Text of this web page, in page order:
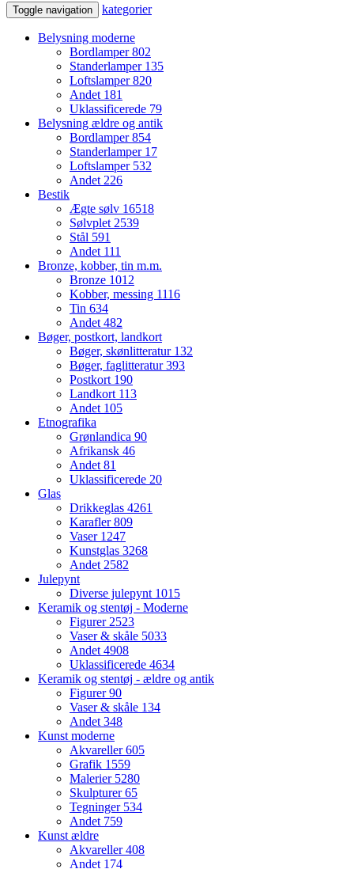
Toggle navigation kategorier
Belysning moderne
Bordlamper802
Standerlamper 135
Loftslamper820
Andet 181
Uklassificerede 79
Belysning ældre og antik
Bordlamper854
Standerlamper 17
Loftslamper 532
Andet 226
Bestik
Ægte sølv 16518
Sølvplet 2539
Stål 591
Andet 111
Bronze, kobber, tin m.m.
Bronze 1012
Kobber, messing 1116
Tin 634
Andet 482
Bøger, postkort, landkort
Bøger, skønlitteratur 132
Bøger, faglitteratur393
Postkort 190
Landkort 113
Andet 105
Etnografika
Grønlandica 90
Afrikansk 46
Andet 81
Uklassificerede 20
Glas
Drikkeglas 4261
Karafler809
Vaser 1247
Kunstglas 3268
Andet 2582
Julepynt
Diverse julepynt 1015
Keramik og stentøj - Moderne
Figurer 2523
Vaser & skåle 5033
Andet 4908
Uklassificerede 4634
Keramik og stentøj - ældre og antik
Figurer90
Vaser & skåle 134
Andet 348
Kunst moderne
Akvareller605
Grafik 1559
Malerier 5280
Skulpturer65
Tegninger 534
Andet 759
Kunst ældre
Akvareller408
Andet 174